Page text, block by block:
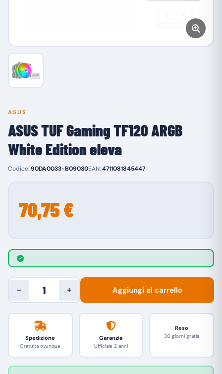
ASUS
ASUS TUF Gaming TF120 ARGB
White Edition eleva
Codice:90DA0033-B09030EAN:4711081845447
70,75 €
− + Aggiungi al carrello
Spedizione
Gratuita ovunque
Garanzia
Ufficiale 2 anni
Reso
30 giorni gratis